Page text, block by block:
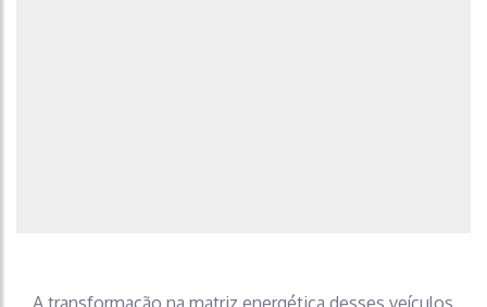
A transformação na matriz energética desses veículos